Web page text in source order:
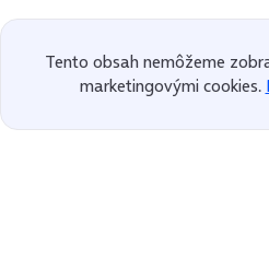
Tento obsah nemôžeme
marketingovými cookies.